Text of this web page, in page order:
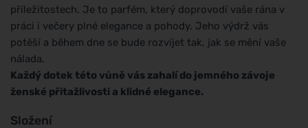
příležitostech. Je to parfém, který doprovodí vaše rána v
práci i večery plné elegance a pohody. Jeho výdrž vás
potěší a během dne se bude rozvíjet tak, jak se mění vaše
nálada.
Každý dotek této vůně vás zahalí do jemného závoje
ženské přitažlivosti a klidné elegance.
Složení